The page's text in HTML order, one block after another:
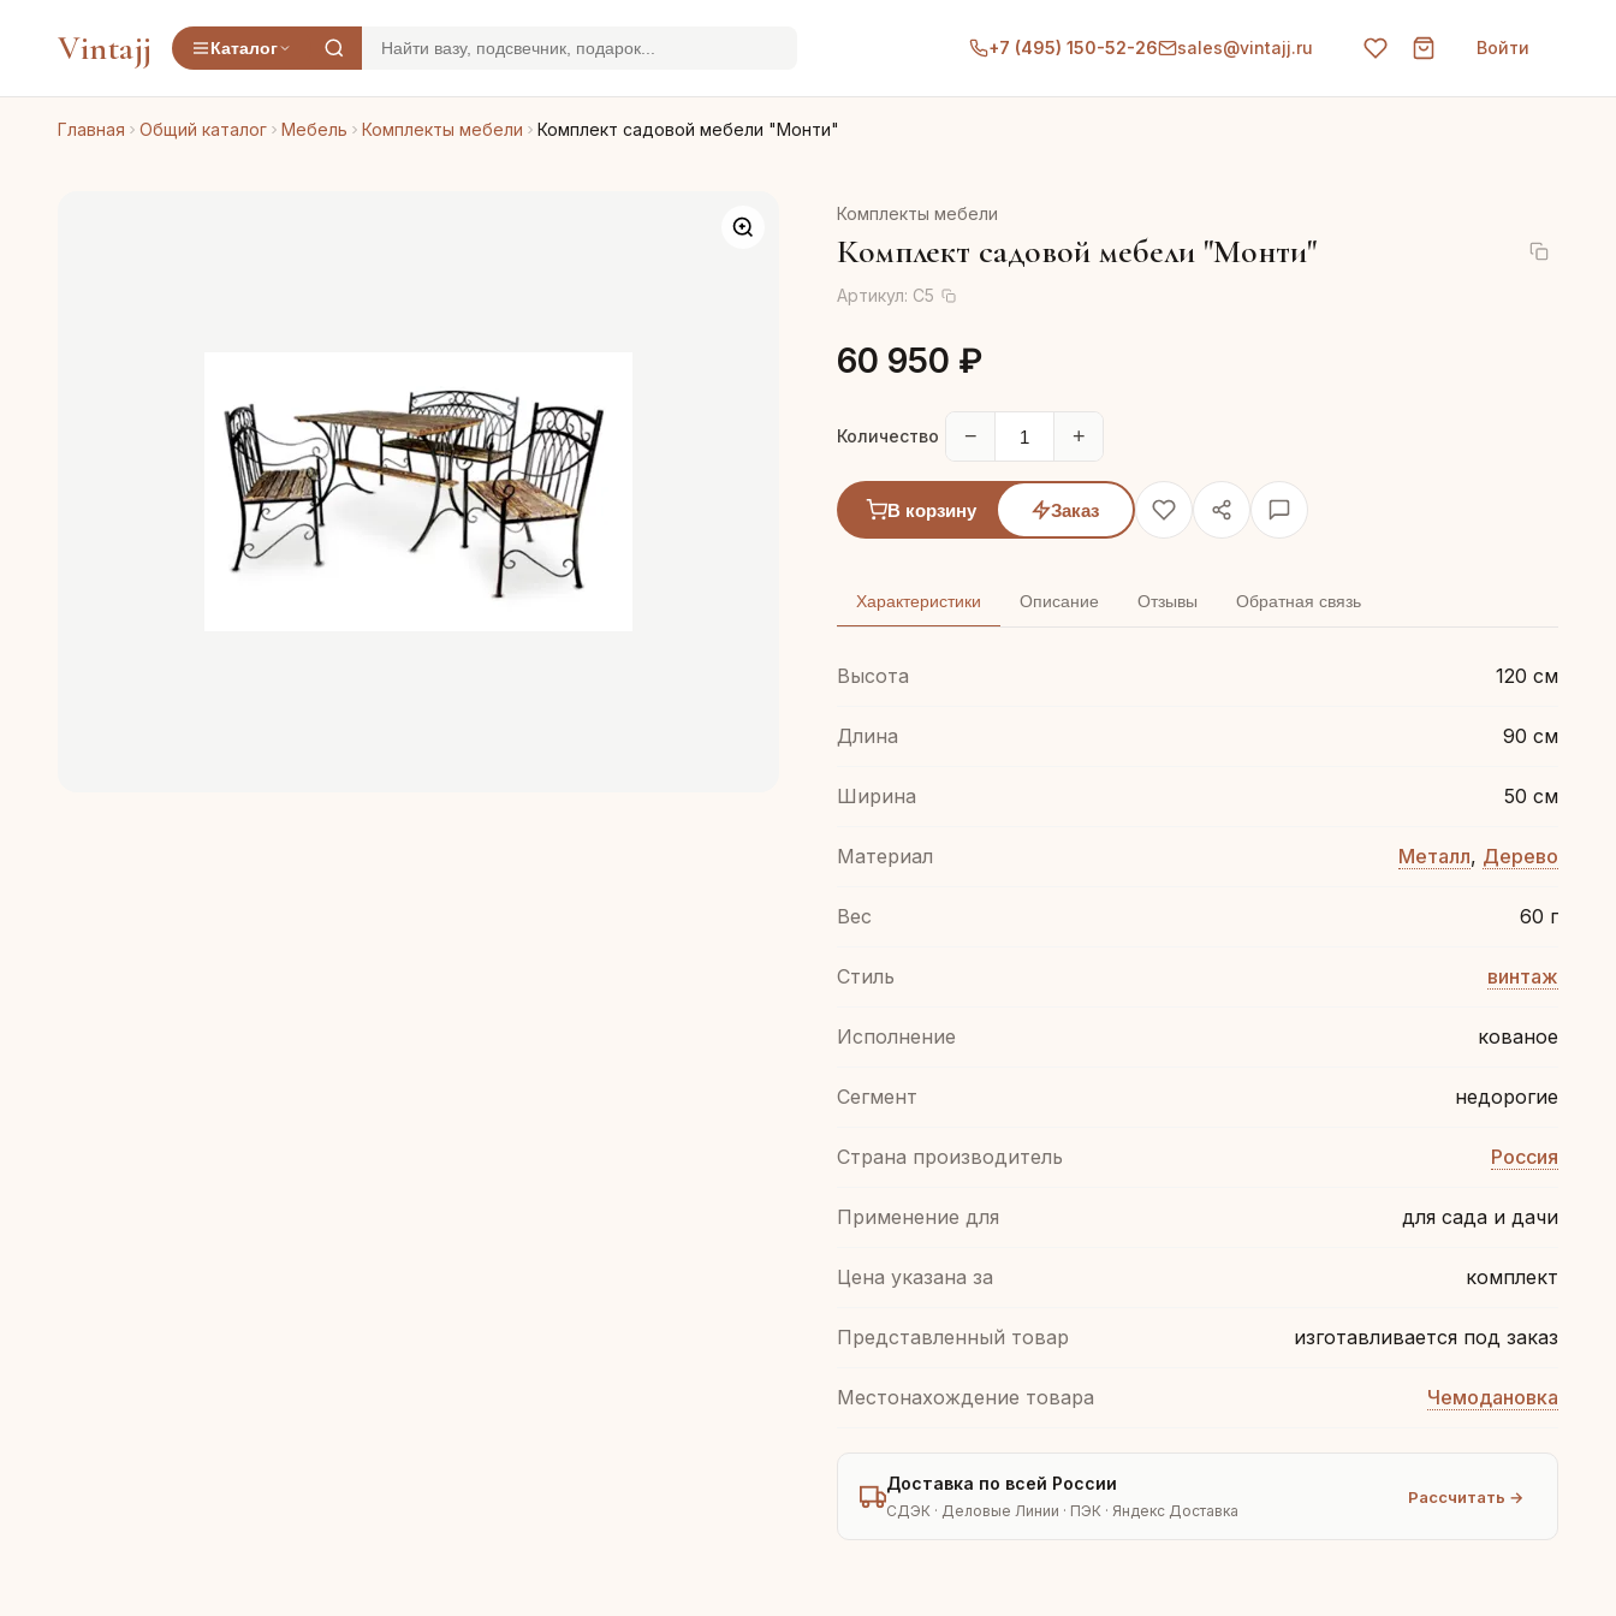
Vintajj Каталог +7 (495) 150-52-26 sales@vintajj.ru Войти
Главная Общий каталог Мебель Комплекты мебели Комплект садовой мебели "Монти"
Комплекты мебели
Комплект садовой мебели "Монти"
Артикул: C5
60 950 ₽
Количество − +
В корзину Заказ
Характеристики Описание Отзывы Обратная связь
Высота 120 см
Длина 90 см
Ширина 50 см
Материал Металл, Дерево
Вес 60 г
Стиль винтаж
Иcполнение кованое
Сегмент недорогие
Страна производитель Россия
Применение для для сада и дачи
Цена указана за комплект
Представленный товар изготавливается под заказ
Местонахождение товара Чемодановка
Доставка по всей России
СДЭК · Деловые Линии · ПЭК · Яндекс Доставка
Рассчитать →